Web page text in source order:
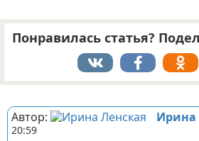
Понравилась статья?
Автор: Ирина
20:59